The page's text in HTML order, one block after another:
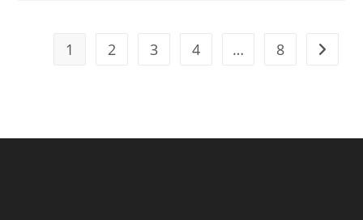
Aqui
3
1 2 3 4 … 8 Ir para